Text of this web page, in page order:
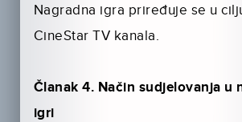
Nagradna igra priređuje se u
CineStar TV kanala.
Članak 4. Način sudjelovanja u
igri